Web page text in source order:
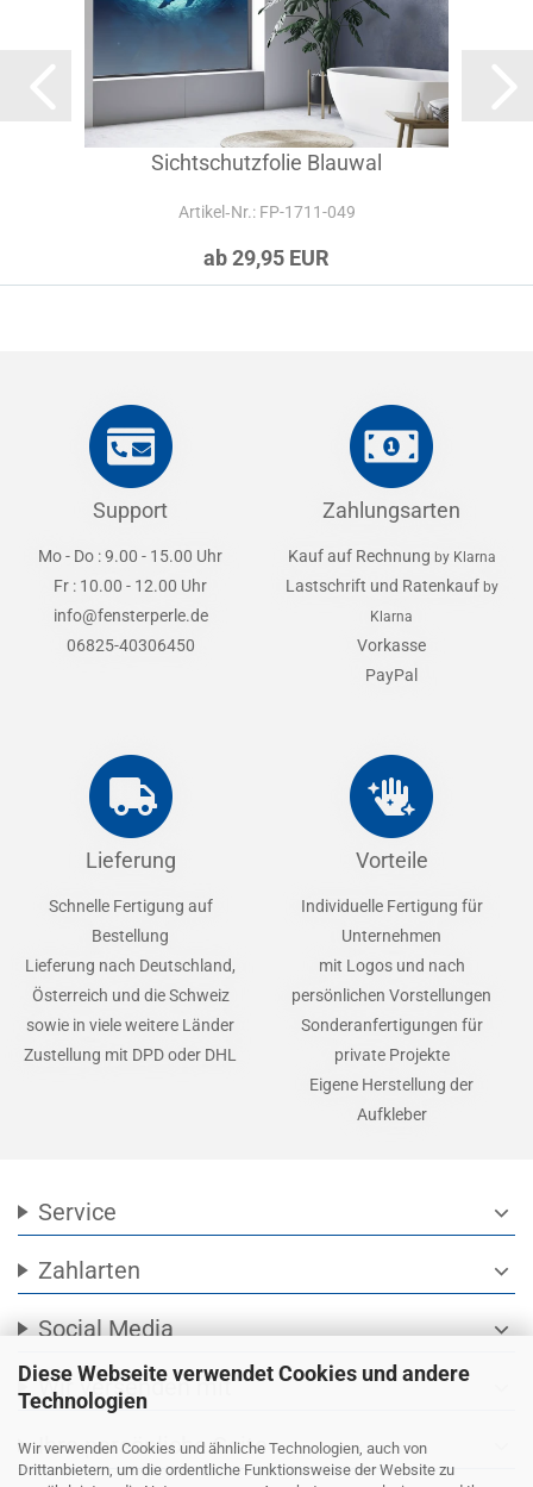
Diese Webseite verwendet Cookies und andere
Technologien
Wir verwenden Cookies und ähnliche Technologien, auch von
Drittanbietern, um die ordentliche Funktionsweise der Website zu
Sichtschutzfolie Blauwal
Artikel‑Nr.: FP-1711-049
ab 29,95 EUR
Support
Mo - Do : 9.00 - 15.00 Uhr
Fr : 10.00 - 12.00 Uhr
info@fensterperle.de
06825-40306450
Zahlungsarten
Kauf auf Rechnung by Klarna
Lastschrift und Ratenkauf by
Klarna
Vorkasse
PayPal
Lieferung
Schnelle Fertigung auf
Bestellung
Lieferung nach Deutschland,
Österreich und die Schweiz
sowie in viele weitere Länder
Zustellung mit DPD oder DHL
Vorteile
Individuelle Fertigung für
Unternehmen
mit Logos und nach
persönlichen Vorstellungen
Sonderanfertigungen für
private Projekte
Eigene Herstellung der
Aufkleber
Service expand_more
Zahlarten expand_more
Social Media expand_more
Wir versenden mit
Ihre persönliche Seite